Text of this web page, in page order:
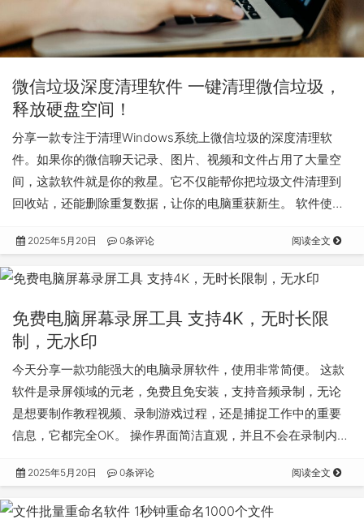
微信垃圾深度清理软件 一键清理微信垃圾，
释放硬盘空间！
分享一款专注于清理Windows系统上微信垃圾的深度清理软
件。如果你的微信聊天记录、图片、视频和文件占用了大量空
间，这款软件就是你的救星。它不仅能帮你把垃圾文件清理到
回收站，还能删除重复数据，让你的电脑重获新生。 软件使…
2025年5月20日 0条评论 阅读全文
免费电脑屏幕录屏工具 支持4K，无时长限
制，无水印
今天分享一款功能强大的电脑录屏软件，使用非常简便。 这款
软件是录屏领域的元老，免费且免安装，支持音频录制，无论
是想要制作教程视频、录制游戏过程，还是捕捉工作中的重要
信息，它都完全OK。 操作界面简洁直观，并且不会在录制内…
2025年5月20日 0条评论 阅读全文